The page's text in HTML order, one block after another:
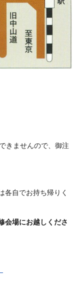
きませんので、御注
自でお持ち帰りく
会場にお越しくださ